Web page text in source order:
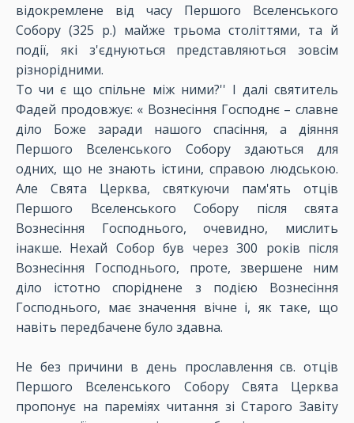
відокремлене від часу Першого Вселенського
Собору (325 р.) майже трьома століттями, та й
події, які з'єднуються представляються зовсім
різнорідними.
То чи є що спільне між ними?'' І далі святитель
Фадей продовжує: « Вознесіння Господнє – славне
діло Боже заради нашого спасіння, а діяння
Першого Вселенського Собору здаються для
одних, що не знають істини, справою людською.
Але Свята Церква, святкуючи пам'ять отців
Першого Вселенського Собору після свята
Вознесіння Господнього, очевидно, мислить
інакше. Нехай Собор був через 300 років після
Вознесіння Господнього, проте, звершене ним
діло істотно споріднене з подією Вознесіння
Господнього, має значення вічне і, як таке, що
навіть передбачене було здавна.
Не без причини в день прославлення св. отців
Першого Вселенського Собору Свята Церква
пропонує на пареміях читання зі Старого Завіту